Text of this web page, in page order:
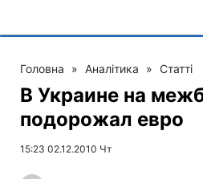
Головна » Аналітика » Статті
В Украине на
подорожал евро
15:23 02.12.2010 Чт